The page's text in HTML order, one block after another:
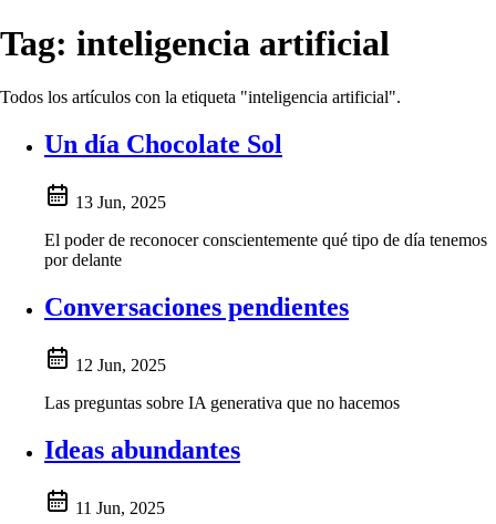
Tag: inteligencia artificial
Todos los artículos con la etiqueta "inteligencia artificial".
Un día Chocolate Sol
13 Jun, 2025
El poder de reconocer conscientemente qué tipo de día tenemos
por delante
Conversaciones pendientes
12 Jun, 2025
Las preguntas sobre IA generativa que no hacemos
Ideas abundantes
11 Jun, 2025